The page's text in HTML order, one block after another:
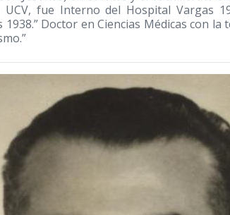
UCV, fue Interno del Hospital Vargas
Doctor en Ciencias Médicas con